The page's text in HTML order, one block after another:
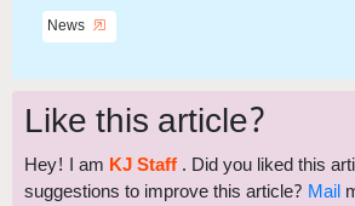
News
Like this article?
Hey! I am KJ Staff . Did you liked this
suggestions to improve this article? Mail